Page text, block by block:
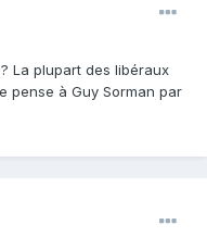
La plupart des libéraux
pense à Guy Sorman par